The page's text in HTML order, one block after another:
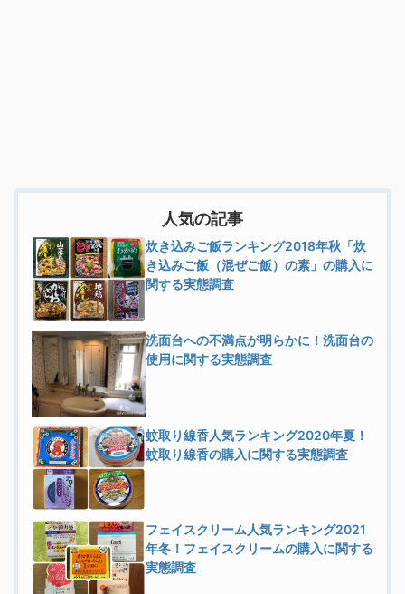
人気の記事
炊き込みご飯ランキング2018年秋「炊
き込みご飯（混ぜご飯）の素」の購入に
関する実態調査
洗面台への不満点が明らかに！洗面台の
使用に関する実態調査
蚊取り線香人気ランキング2020年夏！
蚊取り線香の購入に関する実態調査
フェイスクリーム人気ランキング2021
年冬！フェイスクリームの購入に関する
実態調査